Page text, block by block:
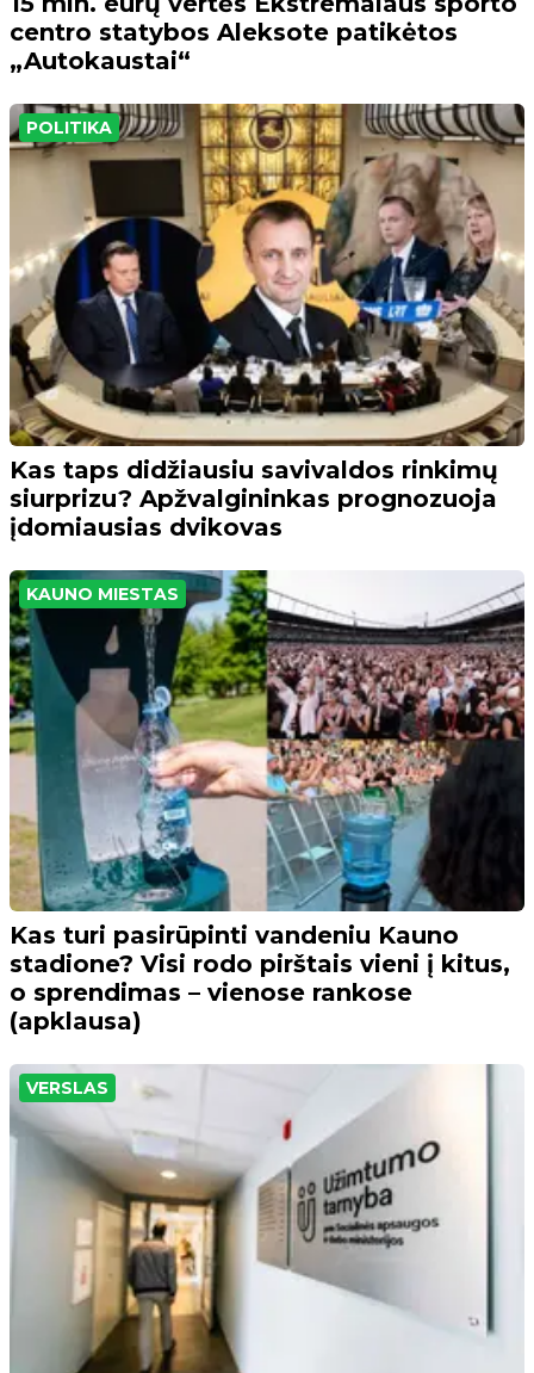
centro statybos Aleksote patikėtos
„Autokaustai“
POLITIKA
Kas taps didžiausiu savivaldos rinkimų
siurprizu? Apžvalgininkas prognozuoja
įdomiausias dvikovas
KAUNO MIESTAS
Kas turi pasirūpinti vandeniu Kauno
stadione? Visi rodo pirštais vieni į kitus,
o sprendimas – vienose rankose
(apklausa)
VERSLAS